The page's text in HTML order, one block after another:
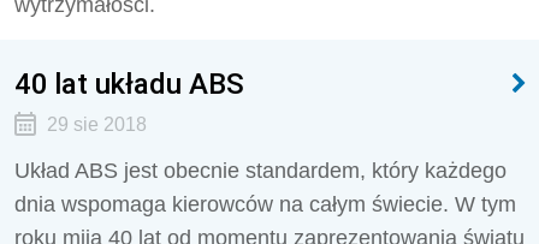
wytrzymałości.
40 lat układu ABS
29 sie 2018
Układ ABS jest obecnie standardem, który każdego
dnia wspomaga kierowców na całym świecie. W tym
roku mija 40 lat od momentu zaprezentowania światu